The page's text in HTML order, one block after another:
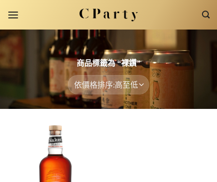
content
商品標籤為 “裸鑽”